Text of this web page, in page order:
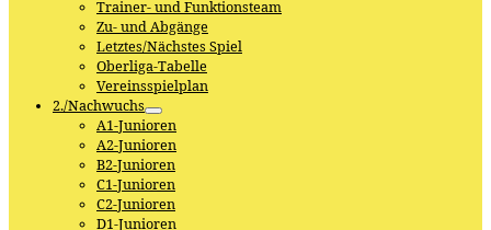
Trainer- und Funktionsteam
Zu- und Abgänge
Letztes/Nächstes Spiel
Oberliga-Tabelle
Vereinsspielplan
2./Nachwuchs
A1-Junioren
A2-Junioren
B2-Junioren
C1-Junioren
C2-Junioren
D1-Junioren